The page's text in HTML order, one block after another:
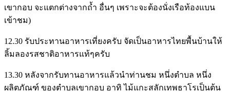
เขากอบ จะแตกต่างจากถ้ำ อื่นๆ เพราะจะต้องนั่งเรือท้องแบน
เข้าชม)
12.30 รับประทานอาหารเที่ยงครับ จัดเป็นอาหารไทยพื้นบ้านให้
ลิ้มลองรสชาติอาหารแท้ๆครับ
13.30 หลังจากรับทานอาหารแล้วนำท่านชม หนึ่งตำบล หนึ่ง
ผลิตภัณฑ์ ของตำบลเขากอบ อาทิ ไม้แกะสลักเทพธาโรเป็นต้น